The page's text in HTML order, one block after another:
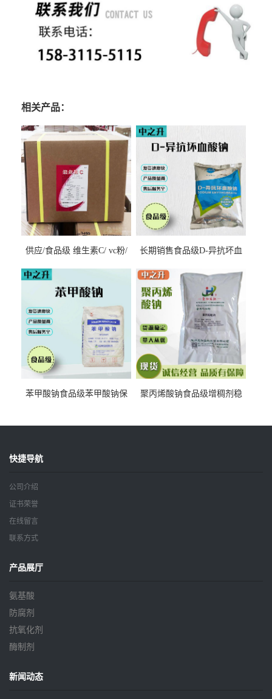
相关产品：
供应/食品级 维生素C/ vc粉/
长期销售食品级D-异抗坏血
苯甲酸钠食品级苯甲酸钠保
聚丙烯酸钠食品级增稠剂稳
快捷导航
公司介绍
证书荣誉
在线留言
联系方式
产品展厅
氨基酸
防腐剂
抗氧化剂
酶制剂
新闻动态